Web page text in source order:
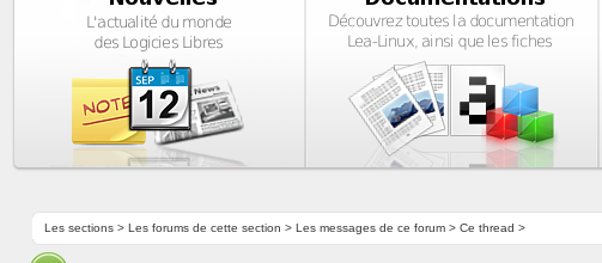
Les sections> Les forums de cette section > Les messages de ce forum> Ce thread >